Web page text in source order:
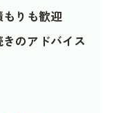
りも歓迎
のアドバイス